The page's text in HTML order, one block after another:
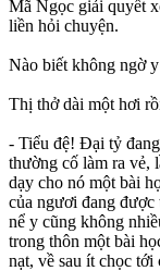
Mã Ngọc giải quyết
liền hỏi chuyện.
Nào biết không ngờ
Thị thở dài một hơi
- Tiểu đệ! Đại tỷ
thường cố làm ra vẻ,
dạy cho nó một bài
của ngươi đang
nể y cũng không
trong thôn một bài
nạt, về sau ít chọc tới